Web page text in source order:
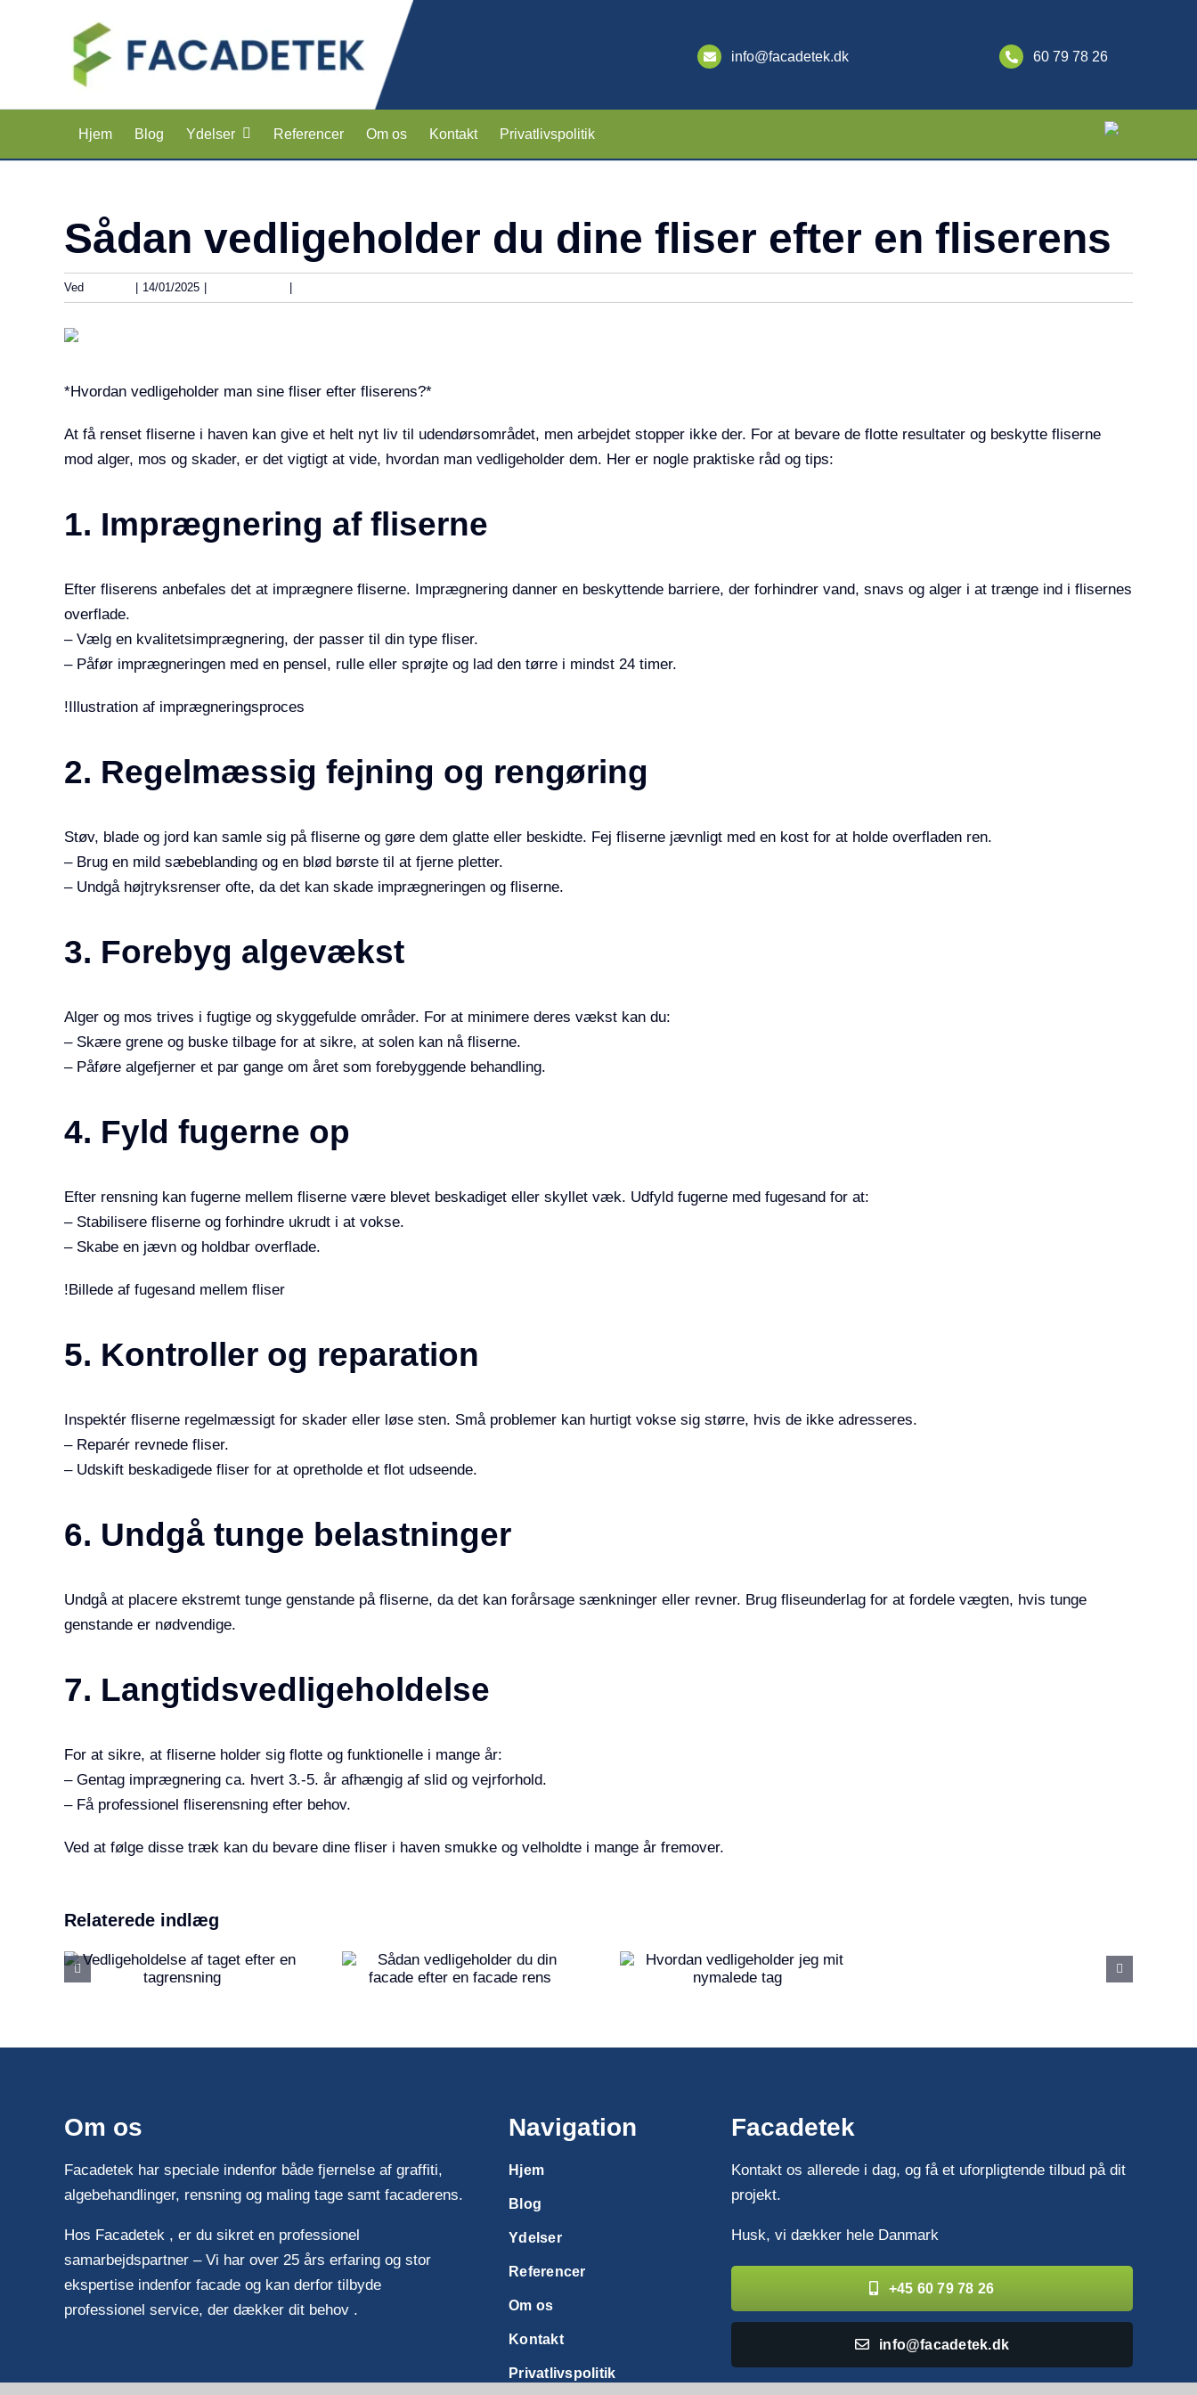
info@facadetek.dk 60 79 78 26
Hjem Blog Ydelser Referencer Om os Kontakt Privatlivspolitik
Sådan vedligeholder du dine fliser efter en fliserens
Ved | 14/01/2025 | |
View
Image
*Hvordan vedligeholder man sine fliser efter fliserens?*
At få renset fliserne i haven kan give et helt nyt liv til udendørsområdet, men arbejdet stopper ikke der. For at bevare de flotte resultater og beskytte fliserne
mod alger, mos og skader, er det vigtigt at vide, hvordan man vedligeholder dem. Her er nogle praktiske råd og tips:
1. Imprægnering af fliserne
Efter fliserens anbefales det at imprægnere fliserne. Imprægnering danner en beskyttende barriere, der forhindrer vand, snavs og alger i at trænge ind i flisernes
overflade.
– Vælg en kvalitetsimprægnering, der passer til din type fliser.
– Påfør imprægneringen med en pensel, rulle eller sprøjte og lad den tørre i mindst 24 timer.
!Illustration af imprægneringsproces
2. Regelmæssig fejning og rengøring
Støv, blade og jord kan samle sig på fliserne og gøre dem glatte eller beskidte. Fej fliserne jævnligt med en kost for at holde overfladen ren.
– Brug en mild sæbeblanding og en blød børste til at fjerne pletter.
– Undgå højtryksrenser ofte, da det kan skade imprægneringen og fliserne.
3. Forebyg algevækst
Alger og mos trives i fugtige og skyggefulde områder. For at minimere deres vækst kan du:
– Skære grene og buske tilbage for at sikre, at solen kan nå fliserne.
– Påføre algefjerner et par gange om året som forebyggende behandling.
4. Fyld fugerne op
Efter rensning kan fugerne mellem fliserne være blevet beskadiget eller skyllet væk. Udfyld fugerne med fugesand for at:
– Stabilisere fliserne og forhindre ukrudt i at vokse.
– Skabe en jævn og holdbar overflade.
!Billede af fugesand mellem fliser
5. Kontroller og reparation
Inspektér fliserne regelmæssigt for skader eller løse sten. Små problemer kan hurtigt vokse sig større, hvis de ikke adresseres.
– Reparér revnede fliser.
– Udskift beskadigede fliser for at opretholde et flot udseende.
6. Undgå tunge belastninger
Undgå at placere ekstremt tunge genstande på fliserne, da det kan forårsage sænkninger eller revner. Brug fliseunderlag for at fordele vægten, hvis tunge
genstande er nødvendige.
7. Langtidsvedligeholdelse
For at sikre, at fliserne holder sig flotte og funktionelle i mange år:
– Gentag imprægnering ca. hvert 3.-5. år afhængig af slid og vejrforhold.
– Få professionel fliserensning efter behov.
Ved at følge disse træk kan du bevare dine fliser i haven smukke og velholdte i mange år fremover.
Relaterede indlægSådan
vedligeholder
du din facade
rens
vedligeholder
Om os
Facadetek har speciale indenfor både fjernelse af graffiti,
algebehandlinger, rensning og maling tage samt facaderens.
Hos Facadetek , er du sikret en professionel
samarbejdspartner – Vi har over 25 års erfaring og stor
ekspertise indenfor facade og kan derfor tilbyde
professionel service, der dækker dit behov .
Navigation
Hjem
Blog
Ydelser
Referencer
Om os
Kontakt
Privatlivspolitik
Facadetek
Kontakt os allerede i dag, og få et uforpligtende tilbud på dit
projekt.
Husk, vi dækker hele Danmark
+45 60 79 78 26
info@facadetek.dk